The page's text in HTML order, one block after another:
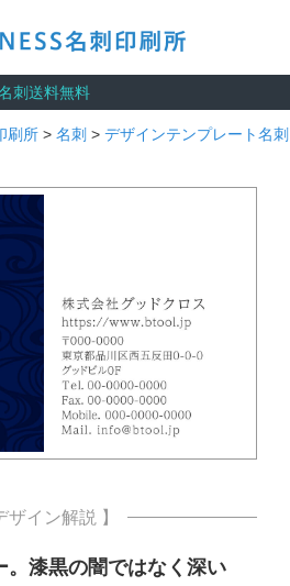
刺送料無料
刷所 > 名刺 > デザインテンプレート名刺
ザイン解説 】
。漆黒の闇ではなく深い